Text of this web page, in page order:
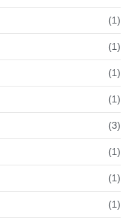
(1)
(1)
(1)
(1)
(3)
(1)
(1)
(1)